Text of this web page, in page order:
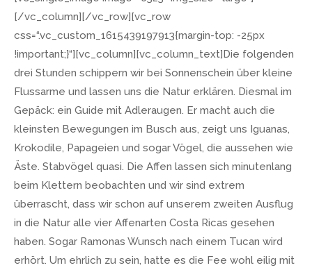
[/vc_column][/vc_row][vc_row
css=“.vc_custom_1615439197913{margin-top: -25px
!important;}“][vc_column][vc_column_text]Die folgenden
drei Stunden schippern wir bei Sonnenschein über kleine
Flussarme und lassen uns die Natur erklären. Diesmal im
Gepäck: ein Guide mit Adleraugen. Er macht auch die
kleinsten Bewegungen im Busch aus, zeigt uns Iguanas,
Krokodile, Papageien und sogar Vögel, die aussehen wie
Äste. Stabvögel quasi. Die Affen lassen sich minutenlang
beim Klettern beobachten und wir sind extrem
überrascht, dass wir schon auf unserem zweiten Ausflug
in die Natur alle vier Affenarten Costa Ricas gesehen
haben. Sogar Ramonas Wunsch nach einem Tucan wird
erhört. Um ehrlich zu sein, hatte es die Fee wohl eilig mit